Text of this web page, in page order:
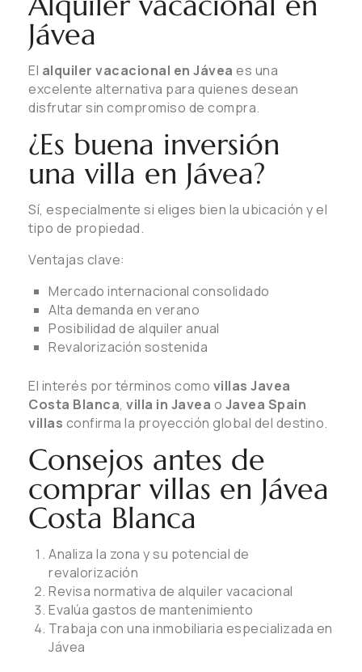
Jávea
El alquiler vacacional en Jávea es una
excelente alternativa para quienes desean
disfrutar sin compromiso de compra.
¿Es buena inversión
una villa en Jávea?
Sí, especialmente si eliges bien la ubicación y el
tipo de propiedad.
Ventajas clave:
Mercado internacional consolidado
Alta demanda en verano
Posibilidad de alquiler anual
Revalorización sostenida
El interés por términos como villas Javea
Costa Blanca, villa in Javea o Javea Spain
villas confirma la proyección global del destino.
Consejos antes de
comprar villas en Jávea
Costa Blanca
Analiza la zona y su potencial de
revalorización
Revisa normativa de alquiler vacacional
Evalúa gastos de mantenimiento
Trabaja con una inmobiliaria especializada en
Jávea